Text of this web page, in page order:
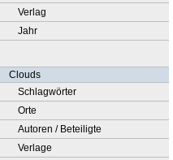
Verlag
Jahr
Clouds
Schlagwörter
Orte
Autoren / Beteiligte
Verlage